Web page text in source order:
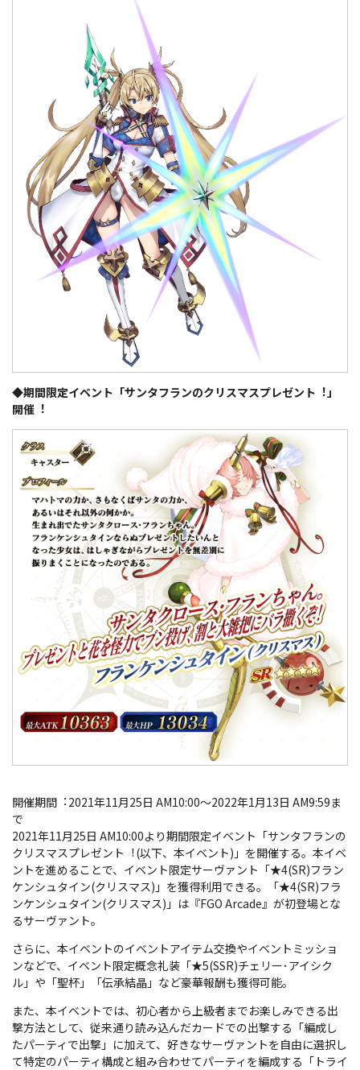
◆期間限定イベント「サンタフランのクリスマスプレゼント︕」
開催︕
開催期間︓2021年11月25日 AM10:00～2022年1月13日 AM9:59ま
で
2021年11月25日 AM10:00より期間限定イベント「サンタフランの
クリスマスプレゼント︕(以下、本イベント)」を開催する。本イベ
ントを進めることで、イベント限定サーヴァント「★4(SR)フラン
ケンシュタイン(クリスマス)」を獲得利用できる。「★4(SR)フラ
ンケンシュタイン(クリスマス)」は『FGO Arcade』が初登場とな
るサーヴァント。
さらに、本イベントのイベントアイテム交換やイベントミッショ
ンなどで、イベント限定概念礼装「★5(SSR)チェリー･アイシク
ル」や「聖杯」「伝承結晶」など豪華報酬も獲得可能。
また、本イベントでは、初心者から上級者までお楽しみできる出
撃方法として、従来通り読み込んだカードでの出撃する「編成し
たパーティで出撃」に加えて、好きなサーヴァントを自由に選択し
て特定のパーティ構成と組み合わせてパーティを編成する「トライ